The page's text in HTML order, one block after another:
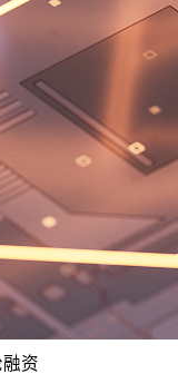
资